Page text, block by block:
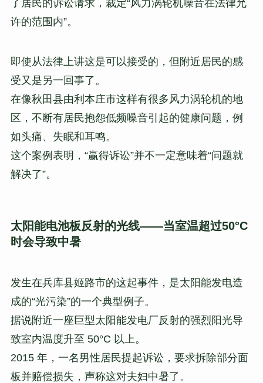
了居民的诉讼请求，裁定“风力涡轮机噪音在法律允
许的范围内”。
即使从法律上讲这是可以接受的，但附近居民的感
受又是另一回事了。
在像秋田县由利本庄市这样有很多风力涡轮机的地
区，不断有居民抱怨低频噪音引起的健康问题，例
如头痛、失眠和耳鸣。
这个案例表明，“赢得诉讼”并不一定意味着“问题就
解决了”。
太阳能电池板反射的光线——当室温超过50°C
时会导致中暑
发生在兵库县姬路市的这起事件，是太阳能发电造
成的“光污染”的一个典型例子。
据说附近一座巨型太阳能发电厂反射的强烈阳光导
致室内温度升至 50°C 以上。
2015 年，一名男性居民提起诉讼，要求拆除部分面
板并赔偿损失，声称这对夫妇中暑了。